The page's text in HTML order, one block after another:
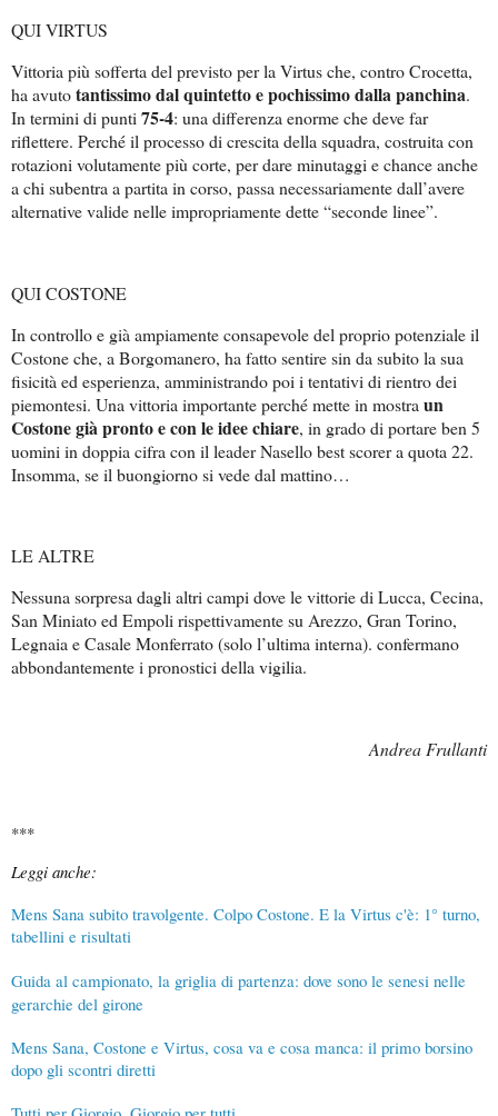
QUI VIRTUS
Vittoria più sofferta del previsto per la Virtus che, contro Crocetta,
ha avutotantissimo dal quintetto e pochissimo dalla panchina.
In termini di punti 75-4: una differenza enorme che deve far
riflettere. Perché il processo di crescita della squadra, costruita con
rotazioni volutamente più corte, per dare minutaggi e chance anche
a chi subentra a partita in corso, passa necessariamente dall’avere
alternative valide nelle impropriamente dette “seconde linee”.
QUI COSTONE
In controllo e già ampiamente consapevole del proprio potenziale il
Costone che, a Borgomanero, ha fatto sentire sin da subito la sua
fisicità ed esperienza, amministrando poi i tentativi di rientro dei
piemontesi. Una vittoria importante perché mette in mostra un
Costone già pronto e con le idee chiare, in grado di portare ben 5
uomini in doppia cifra con il leader Nasello best scorer a quota 22.
Insomma, se il buongiorno si vede dal mattino…
LE ALTRE
Nessuna sorpresa dagli altri campi dove le vittorie di Lucca, Cecina,
San Miniato ed Empoli rispettivamente su Arezzo, Gran Torino,
Legnaia e Casale Monferrato (solo l’ultima interna). confermano
abbondantemente i pronostici della vigilia.
Andrea Frullanti
***
Leggi anche:
Mens Sana subito travolgente. Colpo Costone. E la Virtus c'è: 1° turno,
tabellini e risultati
Guida al campionato, la griglia di partenza: dove sono le senesi nelle
gerarchie del girone
Mens Sana, Costone e Virtus, cosa va e cosa manca: il primo borsino
dopo gli scontri diretti